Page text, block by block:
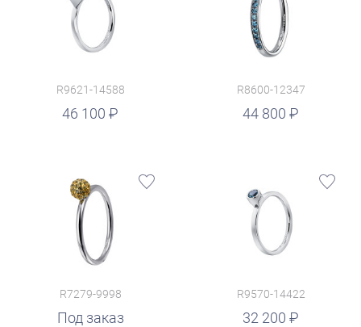
R9621-14588
46 100
R8600-12347
44 800
R7279-9998
Под заказ
R9570-14422
32 200
руб.